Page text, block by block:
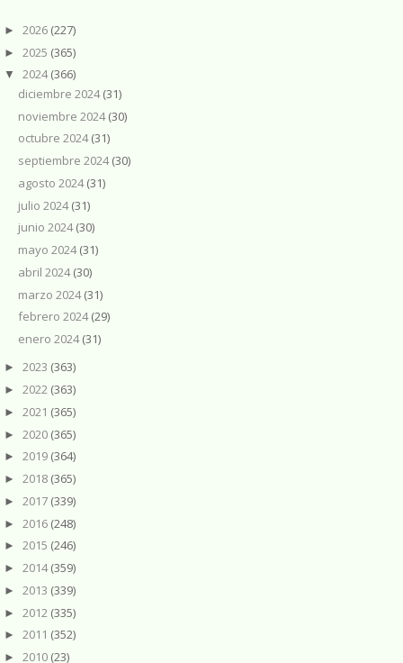
► 2026 (227)
► 2025 (365)
▼ 2024(366)
diciembre 2024(31)
noviembre 2024(30)
octubre 2024(31)
septiembre 2024(30)
agosto 2024(31)
julio 2024(31)
junio 2024(30)
mayo 2024(31)
abril 2024(30)
marzo 2024(31)
febrero 2024(29)
enero 2024(31)
► 2023 (363)
► 2022 (363)
► 2021 (365)
► 2020 (365)
► 2019 (364)
► 2018 (365)
► 2017 (339)
► 2016 (248)
► 2015 (246)
► 2014(359)
► 2013 (339)
► 2012 (335)
► 2011 (352)
► 2010 (23)